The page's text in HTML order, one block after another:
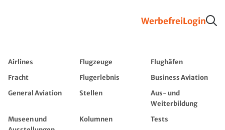
WerbefreiLogin
Airlines Flugzeuge
Flughäfen
Fracht
Flugerlebnis
Business Aviation
General Aviation
Stellen
Aus- und
Weiterbildung
Museen und
Kolumnen Tests